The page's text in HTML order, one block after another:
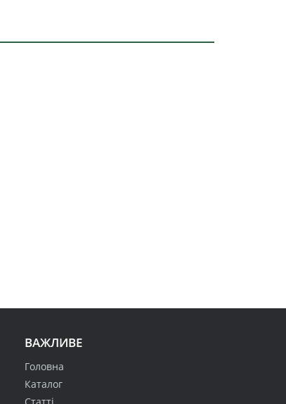
ВАЖЛИВЕ
Головна
Каталог